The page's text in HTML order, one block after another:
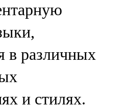
в различных
и стилях.